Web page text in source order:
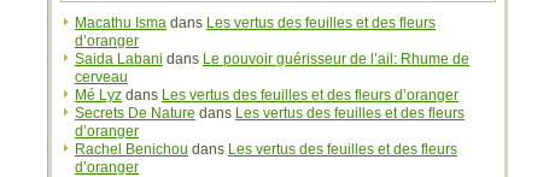
Macathu Isma dans Les vertus des feuilles et des fleurs
d’oranger
Saida Labani dans Le pouvoir guérisseur de l’ail: Rhume de
cerveau
Mé Lyz dans Les vertus des feuilles et des fleurs d’oranger
Secrets De Nature dans Les vertus des feuilles et des fleurs
d’oranger
Rachel Benichou dans Les vertus des feuilles et des fleurs
d’oranger